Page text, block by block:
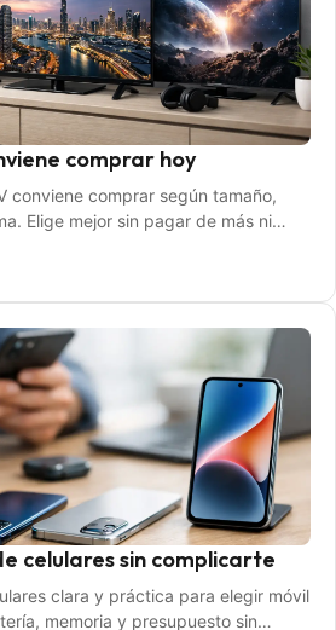
comprar hoy
conviene comprar según tamaño,
Elige mejor sin pagar de más ni
celulares sin complicarte
clara y práctica para elegir móvil
memoria y presupuesto sin